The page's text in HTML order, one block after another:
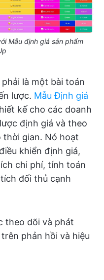
Mẫu định giá sản phẩm
là một bài toán
lược. Mẫu Định giá
kế cho các doanh
định giá và theo
thời gian. Nó hoạt
khiển định giá,
chi phí, tính toán
đối thủ cạnh
theo dõi và phát
phản hồi và hiệu